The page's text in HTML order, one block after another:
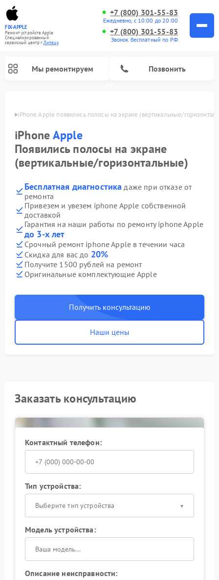
FIX-APPLE
Ремонт устройств Apple
Специализированный
cервисный центр г.Липецк
+7 (800) 301-55-83
Ежедневно, с 10:00 до 20:00
+7 (800) 301-55-83
Звонок бесплатный по РФ
Мы ремонтируем Позвонить
iPhone Apple появились полосы на экране (вертикальные/
iPhoneApple
Появились полосы на экране
(вертикальные/горизонтальные)
Бесплатная диагностика даже при отказе от
ремонта
Привезем и увезем iphone Apple собственной
доставкой
Гарантия на наши работы по ремонту iphone Apple
до 3-х лет
Срочный ремонт iphone Apple в течении часа
Скидка для вас до 20%
Получите 1500 рублей на ремонт
Оригинальные комплектующие Apple
Получить консультацию
Наши цены
Заказать консультацию
Контактный телефон:
Тип устройства:
Выберите тип устройства
Модель устройства:
Описание неисправности: